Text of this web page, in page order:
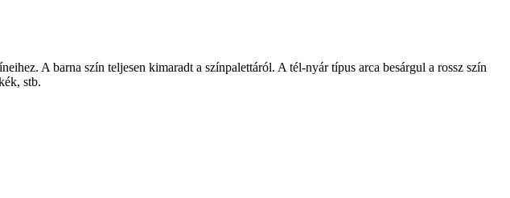
A barna szín teljesen kimaradt a színpalettáról. A tél-nyár típus arca besárgul a rossz szín
stb.